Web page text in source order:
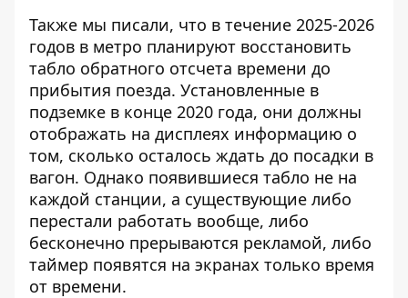
Также мы писали, что в течение 2025-2026
годов в метро планируют восстановить
табло обратного отсчета времени до
прибытия поезда. Установленные в
подземке в конце 2020 года, они должны
отображать на дисплеях информацию о
том, сколько осталось ждать до посадки в
вагон. Однако появившиеся табло не на
каждой станции, а существующие либо
перестали работать вообще, либо
бесконечно прерываются рекламой, либо
таймер появятся на экранах только время
от времени.